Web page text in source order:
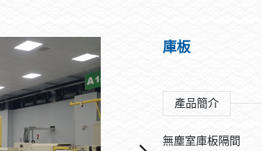
庫板
產品簡介
無塵室庫板隔間